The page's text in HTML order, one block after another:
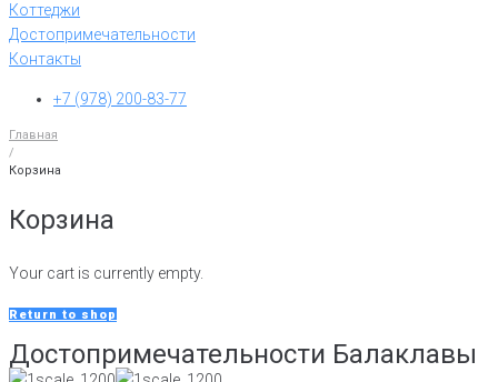
Коттеджи
Достопримечательности
Контакты
+7 (978) 200-83-77
Главная
/
Корзина
Корзина
Your cart is currently empty.
Return to shop
Достопримечательности Балаклавы